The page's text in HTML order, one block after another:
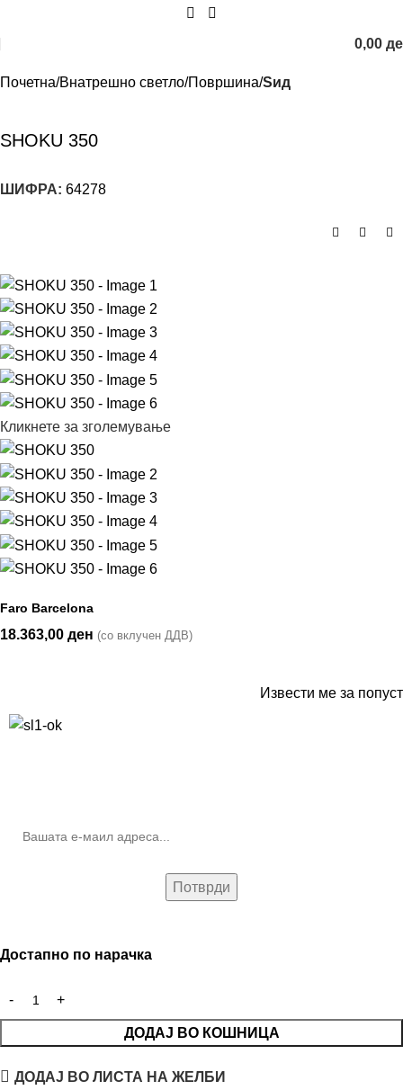
0,00
Почетна Внатрешно светло Површина Sид
SHOKU 350
ШИФРА: 64278
Кликнете за зголемување
Faro Barcelona
18.363,00 ден (со вклучен ДДВ)
Извести ме за попуст
Достапно по нарачка
ДОДАЈ ВО КОШНИЦА
ДОДАЈ ВО ЛИСТА НА ЖЕЛБИ